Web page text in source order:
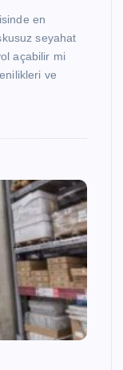
en
seyahat
açabilir mi
ve